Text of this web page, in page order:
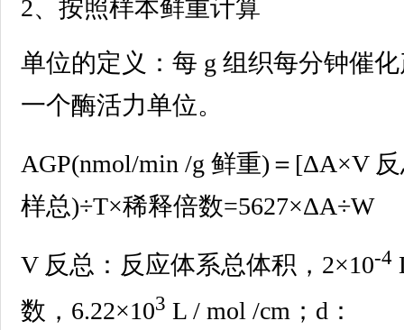
2、按照样本鲜重计算
单位的定义：每 g 组织每分钟催
一个酶活力单位。
AGP(nmol/min /g 鲜重)＝[ΔA×V
样总)÷T×稀释倍数=5627×ΔA÷W
V 反总：反应体系总体积，2×10-4
数，6.22×103 L / mol /cm；d：